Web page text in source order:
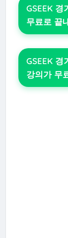
GSEEK
무료로 끝
GSEEK 경
강의가 무